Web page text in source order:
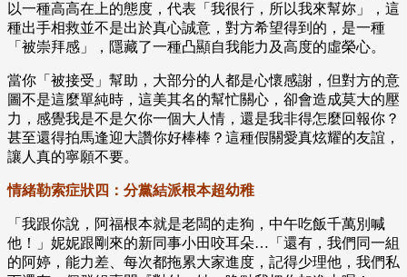
以一種高高在上的態度，代表「我很行，所以我來幫妳」，這
種出手相救並不是出於真心誠意，對方希望得到的，是一種
「被崇拜感」，隱藏了一種凸顯自我能力及高度的虛榮心。
當你「被接受」幫助，大部分的人都是心懷感謝，但對方的意
圖不是這麼單純時，這美其名的幫忙關心，卻會造成莫大的壓
力，感覺我是不是欠你一個大人情，還是我非得怎麼回報你？
甚至還得拍馬逢迎大讚你好棒棒？這種假關愛真炫耀的友誼，
讓人真的寧願不要。
情緒勒索症狀四：分黨結派根本超幼稚
「我跟你說，阿福根本就是老闆的走狗，中午吃飯千萬別喊
他！」妮妮跟剛來的新同事小田咬耳朵…「還有，我們同一組
的阿婷，能力差、每次都拖累大家進度，記得少理他，我們私